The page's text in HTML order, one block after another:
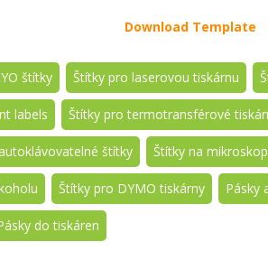
Download Template
štítky Štítky pro laserovou tiskárnu
labels Štítky pro termotransférové
štítky Štítky na
Štítky pro DYMO tiskárny Pásky
do tiskáren